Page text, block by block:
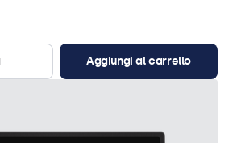
Aggiungi al carrello